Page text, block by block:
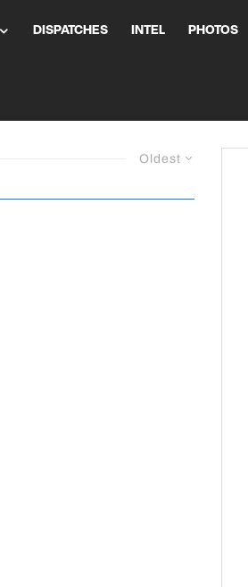
DISPATCHES INTEL PHOTOS
Oldest